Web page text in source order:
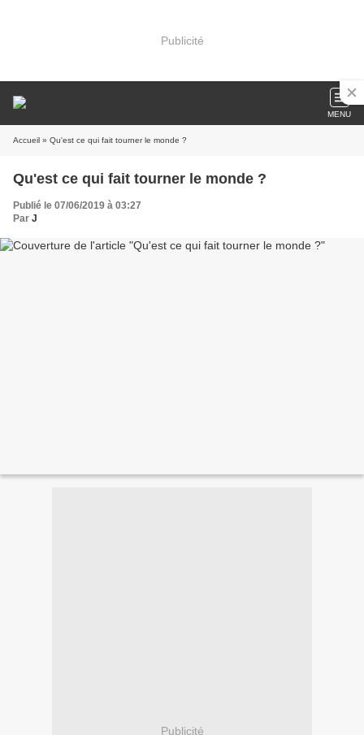
Publicité
MENU
Accueil » Qu'est ce qui fait tourner le monde ?
Qu'est ce qui fait tourner le monde ?
Publié le 07/06/2019 à 03:27
Par J
Publicité